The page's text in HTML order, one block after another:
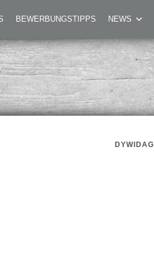
BEWERBUNGSTIPPS NEWS
DYWIDAG